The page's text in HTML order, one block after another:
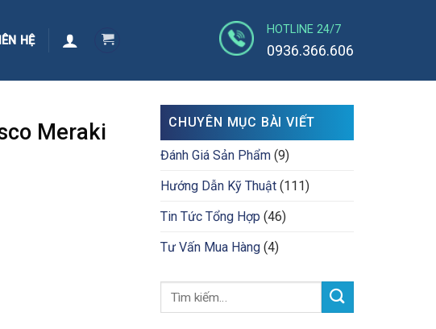
HỆ
HOTLINE 24/7
0936.366.606
Meraki
CHUYÊN MỤC BÀI VIẾT
Đánh Giá Sản Phẩm (9)
Hướng Dẫn Kỹ Thuật (111)
Tin Tức Tổng Hợp (46)
Tư Vấn Mua Hàng (4)